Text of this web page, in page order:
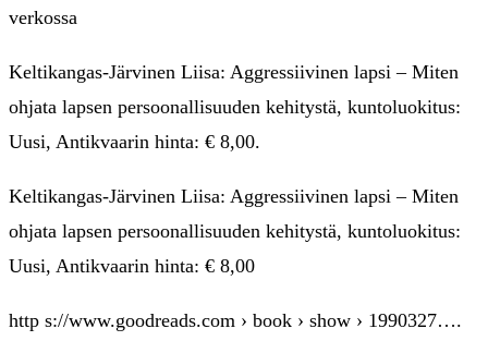
verkossa
Keltikangas-Järvinen Liisa: Aggressiivinen lapsi – Miten
ohjata lapsen persoonallisuuden kehitystä, kuntoluokitus:
Uusi, Antikvaarin hinta: € 8,00.
Keltikangas-Järvinen Liisa: Aggressiivinen lapsi – Miten
ohjata lapsen persoonallisuuden kehitystä, kuntoluokitus:
Uusi, Antikvaarin hinta: € 8,00
http s://www.goodreads.com › book › show › 1990327….